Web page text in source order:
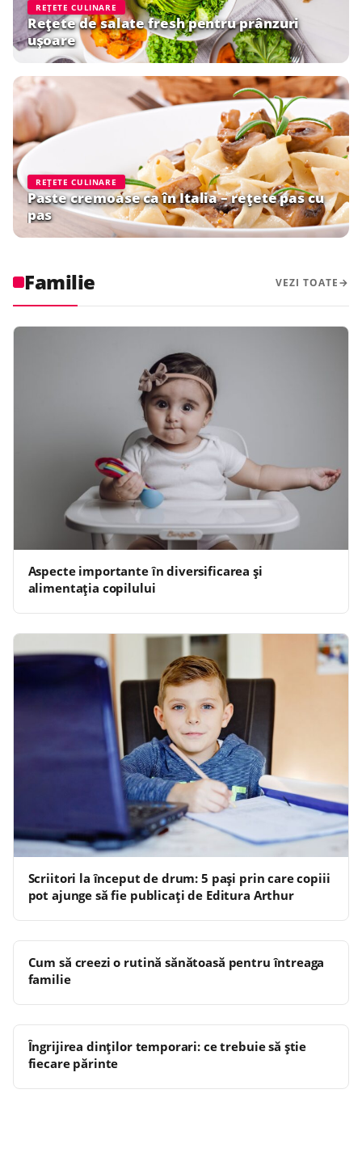
REȚETE CULINARE
Rețete de salate fresh pentru prânzuri
ușoare
REȚETE CULINARE
Paste cremoase ca în Italia – rețete pas cu
pas
Familie VEZI TOATE
Aspecte importante în diversificarea și
alimentația copilului
Scriitori la început de drum: 5 pași prin care copiii
pot ajunge să fie publicați de Editura Arthur
Cum să creezi o rutină sănătoasă pentru întreaga
familie
Îngrijirea dinților temporari: ce trebuie să știe
fiecare părinte